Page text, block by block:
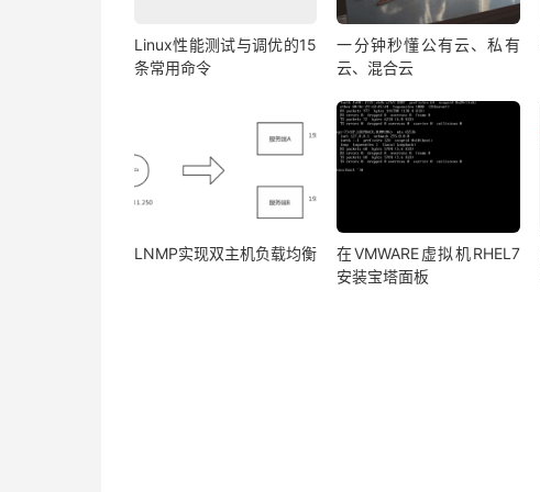
Linux性能测试与调优的15
条常用命令
一分钟秒懂公有云、私有
云、混合云
LNMP实现双主机负载均衡
在VMWARE虚拟机RHEL7
安装宝塔面板